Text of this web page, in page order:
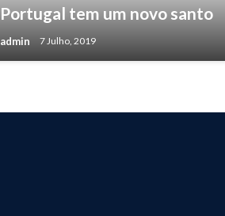
Portugal tem um novo santo
admin 7 Julho, 2019